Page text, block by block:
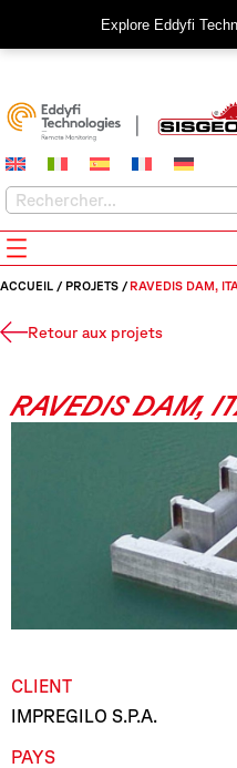
Explore Eddyfi
ACCUEIL / PROJETS / RAVEDIS DAM,
Retour aux projets
RAVEDIS DAM,
CLIENT
IMPREGILO S.P.A.
PAYS